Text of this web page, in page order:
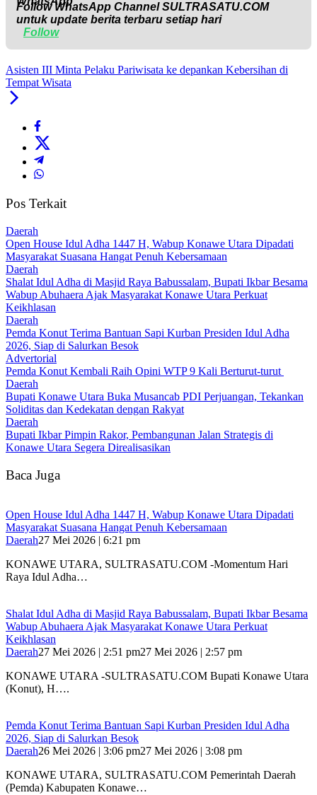
Follow WhatsApp ChannelSULTRASATU.COM
untuk update berita terbaru setiap hari
Follow
Asisten III Minta Pelaku Pariwisata ke depankan Kebersihan di
Tempat Wisata
Pos Terkait
Daerah
Open House Idul Adha 1447 H, Wabup Konawe Utara Dipadati
Masyarakat Suasana Hangat Penuh Kebersamaan
Daerah
Shalat Idul Adha di Masjid Raya Babussalam, Bupati Ikbar Besama
Wabup Abuhaera Ajak Masyarakat Konawe Utara Perkuat
Keikhlasan
Daerah
Pemda Konut Terima Bantuan Sapi Kurban Presiden Idul Adha
2026, Siap di Salurkan Besok
Advertorial
Pemda Konut Kembali Raih Opini WTP 9 Kali Berturut-turut
Daerah
Bupati Konawe Utara Buka Musancab PDI Perjuangan, Tekankan
Soliditas dan Kedekatan dengan Rakyat
Daerah
Bupati Ikbar Pimpin Rakor, Pembangunan Jalan Strategis di
Konawe Utara Segera Direalisasikan
Baca Juga
Open House Idul Adha 1447 H, Wabup Konawe Utara Dipadati
Masyarakat Suasana Hangat Penuh Kebersamaan
Daerah27 Mei 2026 | 6:21 pm
KONAWE UTARA, SULTRASATU.COM -Momentum Hari
Raya Idul Adha…
Shalat Idul Adha di Masjid Raya Babussalam, Bupati Ikbar Besama
Wabup Abuhaera Ajak Masyarakat Konawe Utara Perkuat
Keikhlasan
Daerah27 Mei 2026 | 2:51 pm27 Mei 2026 | 2:57 pm
KONAWE UTARA -SULTRASATU.COM Bupati Konawe Utara
(Konut), H….
Pemda Konut Terima Bantuan Sapi Kurban Presiden Idul Adha
2026, Siap di Salurkan Besok
Daerah26 Mei 2026 | 3:06 pm27 Mei 2026 | 3:08 pm
KONAWE UTARA, SULTRASATU.COM Pemerintah Daerah
(Pemda) Kabupaten Konawe…